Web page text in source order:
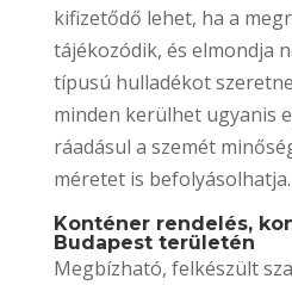
kifizetődő lehet, ha a
tájékozódik, és elmondja
típusú hulladékot
minden kerülhet ugyanis
ráadásul a szemét
méretet is befolyásolhatja.
Konténer rendelés,
Budapest területén
Megbízható, felkészült